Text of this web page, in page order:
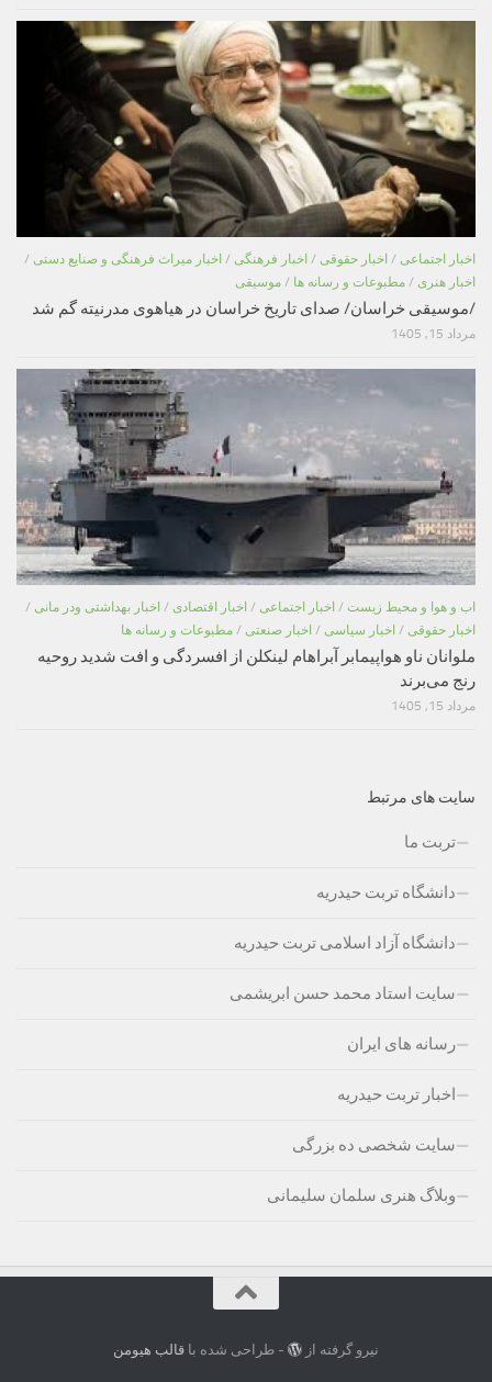
اخبار اجتماعی / اخبار حقوقی / اخبار فرهنگی / اخبار میراث فرهنگی و صنایع دستی /
اخبار هنری / مطبوعات و رسانه ها / موسیقی
/موسیقی خراسان/ صدای تاریخ خراسان در هیاهوی مدرنیته گم شد
مرداد 15, 1405
اب و هوا و محیط زیست / اخبار اجتماعی / اخبار اقتصادی / اخبار بهداشتی ودر مانی /
اخبار حقوقی / اخبار سیاسی / اخبار صنعتی / مطبوعات و رسانه ها
ملوانان ناو هواپیمابر آبراهام لینکلن از افسردگی و افت شدید روحیه
رنج می‌برند
مرداد 15, 1405
سایت های مرتبط
تربت ما
دانشگاه تربت حیدریه
دانشگاه آزاد اسلامی تربت حیدریه
سایت استاد محمد حسن ابریشمی
رسانه های ایران
اخبار تربت حیدریه
سایت شخصی ده بزرگی
وبلاگ هنری سلمان سلیمانی
نیرو گرفته از - طراحی شده باقالب هیومن